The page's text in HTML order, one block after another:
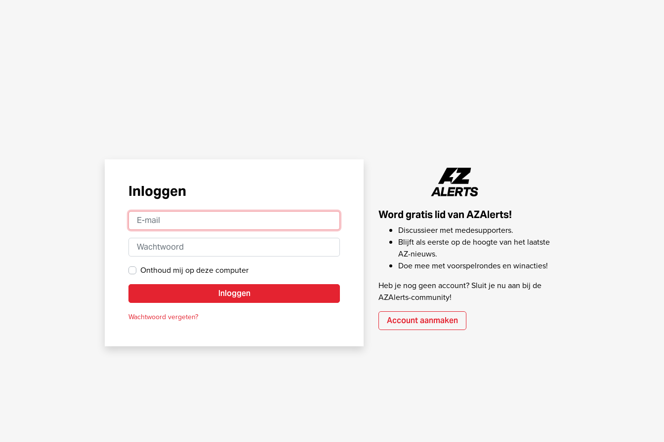
Inloggen
E-mail
Wachtwoord
Onthoud mij op deze computer
Inloggen
Wachtwoord vergeten?
Word gratis lid van AZAlerts!
Discussieer met medesupporters.
Blijft als eerste op de hoogte van het laatste
AZ-nieuws.
Doe mee met voorspelrondes en winacties!
Heb je nog geen account? Sluit je nu aan bij de
AZAlerts-community!
Account aanmaken